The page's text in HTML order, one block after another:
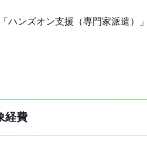
ハンズオン支援（専門家派遣）
経費